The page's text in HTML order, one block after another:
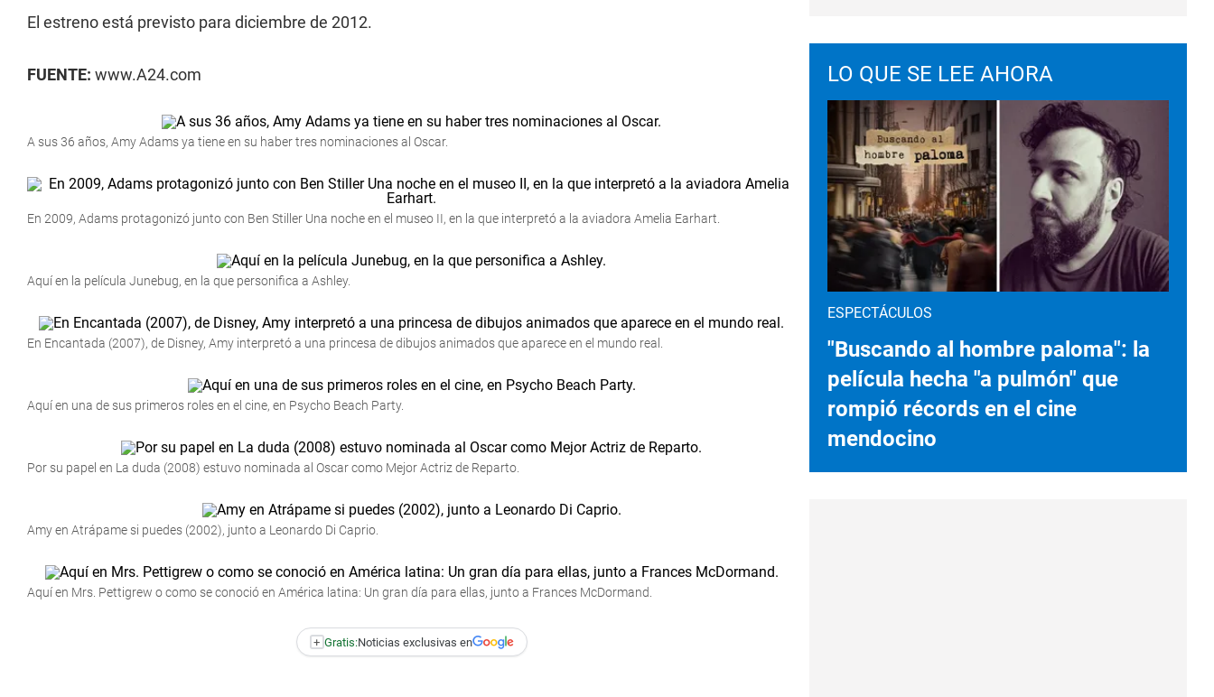
El estreno está previsto para diciembre de 2012.
FUENTE: www.A24.com
A sus 36 años, Amy Adams ya tiene en su haber tres nominaciones al Oscar.
En 2009, Adams protagonizó junto con Ben Stiller Una noche en el museo II, en la que interpretó a la aviadora Amelia Earhart.
Aquí en la película Junebug, en la que personifica a Ashley.
En Encantada (2007), de Disney, Amy interpretó a una princesa de dibujos animados que aparece en el mundo real.
Aquí en una de sus primeros roles en el cine, en Psycho Beach Party.
Por su papel en La duda (2008) estuvo nominada al Oscar como Mejor Actriz de Reparto.
Amy en Atrápame si puedes (2002), junto a Leonardo Di Caprio.
Aquí en Mrs. Pettigrew o como se conoció en América latina: Un gran día para ellas, junto a Frances McDormand.
+ Gratis:Noticias exclusivas en
LO QUE SE LEE AHORA
ESPECTÁCULOS
"Buscando al hombre paloma": la
película hecha "a pulmón" que
rompió récords en el cine
mendocino